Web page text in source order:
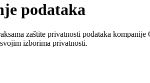
podataka
zaštite privatnosti podataka
izborima privatnosti.